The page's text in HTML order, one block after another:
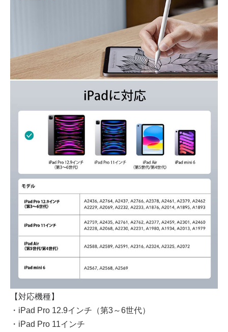
【対応機種】
・iPad Pro 12.9インチ（第3～6世代）
・iPad Pro 11インチ